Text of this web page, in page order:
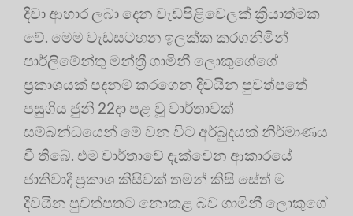
දිවා ආහාර ලබා දෙන වැඩපිළිවෙලක් ක්‍රියාත්මක
වේ. මෙම වැඩසටහන ඉලක්ක කරගනිමින්
පාර්ලිමේන්තු මන්ත්‍රී ගාමිනී ලොකුගේගේ
ප්‍රකාශයක් පදනම් කරගෙන දිවයින පුවත්පතේ
පසුගිය ජුනි 22දා පළ වූ වාර්තාවක්
සම්බන්ධයෙන් මේ වන විට අර්බුදයක් නිර්මාණය
වී තිබේ. එම වාර්තාවේ දැක්වෙන ආකාරයේ
ජාතිවාදී ප්‍රකාශ කිසිවක් තමන් කිසි සේත් ම
දිවයින පුවත්පතට නොකළ බව ගාමිනී ලොකුගේ